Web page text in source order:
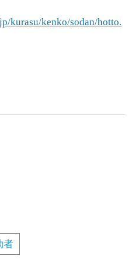
kurasu/kenko/sodan/hotto.
者